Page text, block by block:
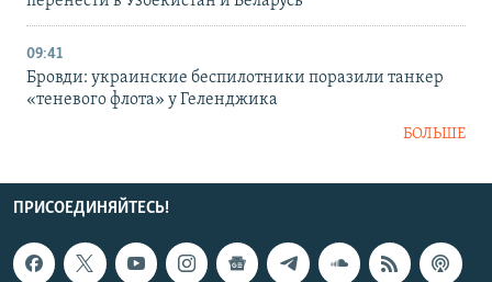
09:41
Бровди: украинские беспилотники поразили танкер
«теневого флота» у Геленджика
БОЛЬШЕ
ПРИСОЕДИНЯЙТЕСЬ!